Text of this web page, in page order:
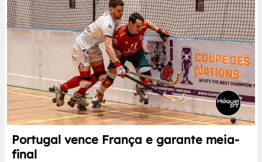
Portugal vence França e garante meia-
final